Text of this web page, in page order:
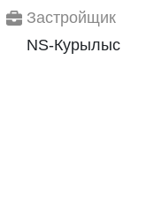
Застройщик
NS-Курылыс